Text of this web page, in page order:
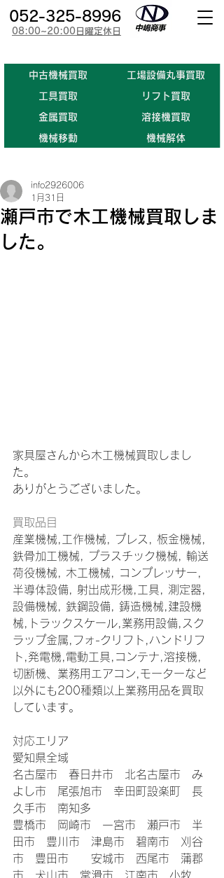
​中古機械買取
​工具買取
金属買取
機械移動
工場設備丸事買取
​リフト買取
溶接機買取
機械解体
052-325-8996
08:00~20:00日曜定休日
瀬戸市で木工機械買取しま
した。
info2926006
1月31日
家具屋さんから木工機械買取しまし
た。
ありがとうございました。
買取品目
産業機械,工作機械, プレス, 板金機械,
鉄骨加工機械, プラスチック機械, 輸送
荷役機械, 木工機械, コンプレッサー,
半導体設備, 射出成形機,工具, 測定器,
設備機械, 鉄鋼設備, 鋳造機械,建設機
械,トラックスケール,業務用設備,スク
ラップ金属,フォ-クリフト,ハンドリフ
ト,発電機,電動工具,コンテナ,溶接機,
切断機、業務用エアコン,モーターなど
以外にも200種類以上業務用品を買取
しています。
対応エリア
愛知県全域
名古屋市　春日井市　北名古屋市　み
よし市　尾張旭市　幸田町設楽町　長
久手市　南知多
豊橋市　岡崎市　一宮市　瀬戸市　半
田市　豊川市　津島市　碧南市　刈谷
市　豊田市　　安城市　西尾市　蒲郡
市　犬山市　常滑市　江南市　小牧